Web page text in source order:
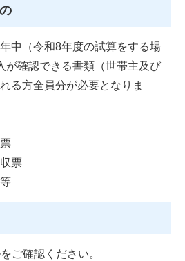
中（令和8年度の試算をする場
が確認できる書類（世帯主及び
る方全員分が必要となりま
票
ご確認ください。